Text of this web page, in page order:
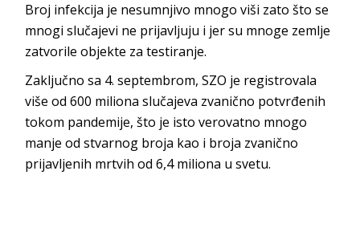
Broj infekcija je nesumnjivo mnogo viši zato što se
mnogi slučajevi ne prijavljuju i jer su mnoge zemlje
zatvorile objekte za testiranje.
Zaključno sa 4. septembrom, SZO je registrovala
više od 600 miliona slučajeva zvanično potvrđenih
tokom pandemije, što je isto verovatno mnogo
manje od stvarnog broja kao i broja zvanično
prijavljenih mrtvih od 6,4 miliona u svetu.